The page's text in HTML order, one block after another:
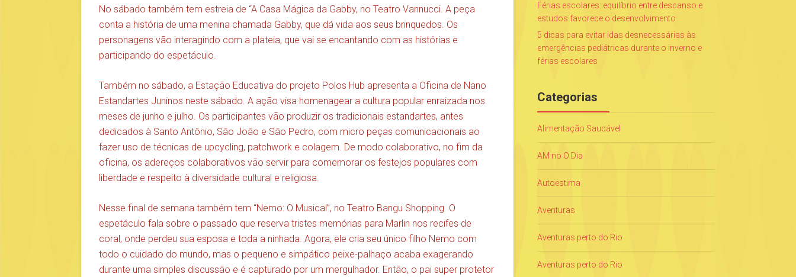
No sábado também tem estreia de “A Casa Mágica da Gabby, no Teatro Vannucci. A peça
conta a história de uma menina chamada Gabby, que dá vida aos seus brinquedos. Os
personagens vão interagindo com a plateia, que vai se encantando com as histórias e
participando do espetáculo.
Também no sábado, a Estação Educativa do projeto Polos Hub apresenta a Oficina de Nano
Estandartes Juninos neste sábado. A ação visa homenagear a cultura popular enraizada nos
meses de junho e julho. Os participantes vão produzir os tradicionais estandartes, antes
dedicados à Santo Antônio, São João e São Pedro, com micro peças comunicacionais ao
fazer uso de técnicas de upcycling, patchwork e colagem. De modo colaborativo, no fim da
oficina, os adereços colaborativos vão servir para comemorar os festejos populares com
liberdade e respeito à diversidade cultural e religiosa.
Nesse final de semana também tem “Nemo: O Musical”, no Teatro Bangu Shopping. O
espetáculo fala sobre o passado que reserva tristes memórias para Marlin nos recifes de
coral, onde perdeu sua esposa e toda a ninhada. Agora, ele cria seu único filho Nemo com
todo o cuidado do mundo, mas o pequeno e simpático peixe-palhaço acaba exagerando
durante uma simples discussão e é capturado por um mergulhador. Então, o pai super protetor
Férias escolares: equilíbrio entre descanso e
estudos favorece o desenvolvimento
5 dicas para evitar idas desnecessárias às
emergências pediátricas durante o inverno e
férias escolares
Categorias
Alimentação Saudável
AM no O Dia
Autoestima
Aventuras
Aventuras perto do Rio
Aventuras perto do Rio